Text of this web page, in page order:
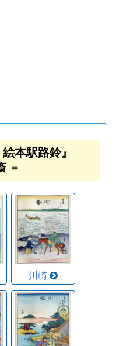
本駅路鈴』
＝
川崎